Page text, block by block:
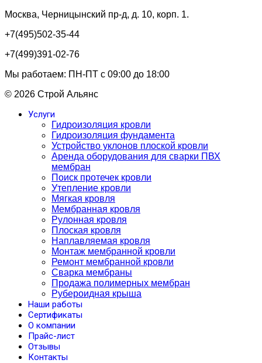
Москва, Черницынский пр-д, д. 10, корп. 1.
+7(495)502-35-44
+7(499)391-02-76
Мы работаем: ПН-ПТ с 09:00 до 18:00
© 2026 Строй Альянс
Услуги
Гидроизоляция кровли
Гидроизоляция фундамента
Устройство уклонов плоской кровли
Аренда оборудования для сварки ПВХ
мембран
Поиск протечек кровли
Утепление кровли
Мягкая кровля
Мембранная кровля
Рулонная кровля
Плоская кровля
Наплавляемая кровля
Монтаж мембранной кровли
Ремонт мембранной кровли
Сварка мембраны
Продажа полимерных мембран
Рубероидная крыша
Наши работы
Сертификаты
О компании
Прайс-лист
Отзывы
Контакты